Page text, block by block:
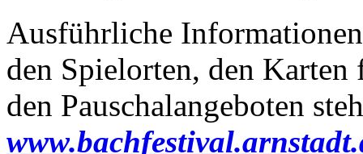
Ausführliche
den Spielorten, den
den Pauschalangeboten